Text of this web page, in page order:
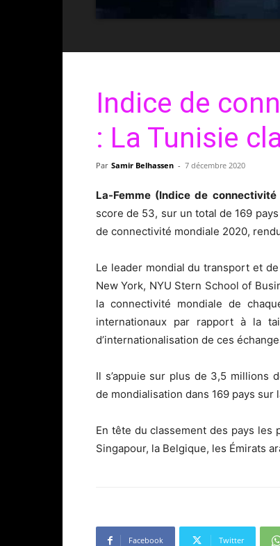
Indice de
: La Tunisie
Par Samir Belhassen - 7 décembre 2020
La-Femme (Indice de
score de 53, sur un total de 169
de connectivité mondiale 2020,
Le leader mondial du transport et
New York, NYU Stern School of
la connectivité mondiale de
internationaux par rapport à la
d’internationalisation de ces
Il s’appuie sur plus de 3,5 millions
de mondialisation dans 169 pays sur
En tête du classement des pays les
Singapour, la Belgique, les Émirats
Facebook Twitter